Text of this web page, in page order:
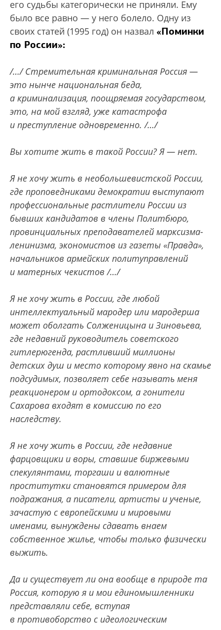
его судьбы категорически не приняли. Ему
было все равно — у него болело. Одну из
своих статей (1995 год) он назвал «Поминки
по России»:
/…/ Стремительная криминальная Россия —
это нынче национальная беда,
а криминализация, поощряемая государством,
это, на мой взгляд, уже катастрофа
и преступление одновременно. /…/
Вы хотите жить в такой России? Я — нет.
Я не хочу жить в необольшевистской России,
где проповедниками демократии выступают
профессиональные растлители России из
бывших кандидатов в члены Политбюро,
провинциальных преподавателей марксизма-
ленинизма, экономистов из газеты «Правда»,
начальников армейских политуправлений
и матерных чекистов /…/
Я не хочу жить в России, где любой
интеллектуальный мародер или мародерша
может оболгать Солженицына и Зиновьева,
где недавний руководитель советского
гитлерюгенда, растливший миллионы
детских душ и место которому явно на скамье
подсудимых, позволяет себе называть меня
реакционером и ортодоксом, а гонители
Сахарова входят в комиссию по его
наследству.
Я не хочу жить в России, где недавние
фарцовщики и воры, ставшие биржевыми
спекулянтами, торгаши и валютные
проститутки становятся примером для
подражания, а писатели, артисты и ученые,
зачастую с европейскими и мировыми
именами, вынуждены сдавать внаем
собственное жилье, чтобы только физически
выжить.
Да и существует ли она вообще в природе та
Россия, которую я и мои единомышленники
представляли себе, вступая
в противоборство с идеологическим